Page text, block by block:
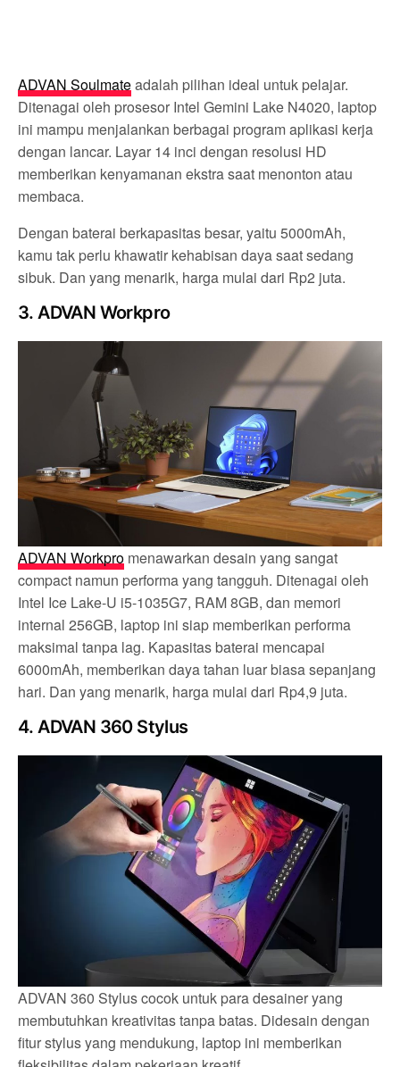
ADVAN Soulmateadalah pilihan ideal untuk pelajar.
Ditenagai oleh prosesor Intel Gemini Lake N4020, laptop
ini mampu menjalankan berbagai program aplikasi kerja
dengan lancar. Layar 14 inci dengan resolusi HD
memberikan kenyamanan ekstra saat menonton atau
membaca.
Dengan baterai berkapasitas besar, yaitu 5000mAh,
kamu tak perlu khawatir kehabisan daya saat sedang
sibuk. Dan yang menarik, harga mulai dari Rp2 juta.
3. ADVAN Workpro
ADVAN Workpro menawarkan desain yang sangat
compact namun performa yang tangguh. Ditenagai oleh
Intel Ice Lake-U i5-1035G7, RAM 8GB, dan memori
internal 256GB, laptop ini siap memberikan performa
maksimal tanpa lag. Kapasitas baterai mencapai
6000mAh, memberikan daya tahan luar biasa sepanjang
hari. Dan yang menarik, harga mulai dari Rp4,9 juta.
4. ADVAN 360 Stylus
ADVAN 360 Stylus cocok untuk para desainer yang
membutuhkan kreativitas tanpa batas. Didesain dengan
fitur stylus yang mendukung, laptop ini memberikan